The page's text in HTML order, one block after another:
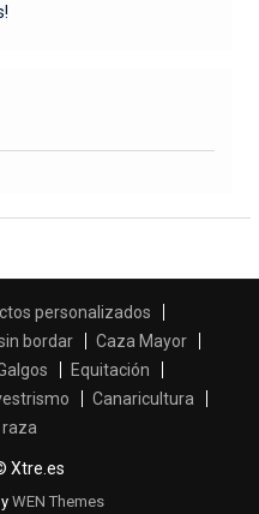
personalizados
bordar
Caza Mayor
Equitación
Canaricultura
raza
Xtre.es
WEN Themes